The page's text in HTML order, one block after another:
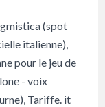
(spot
italienne),
pour le jeu de
- voix
Tariffe. it